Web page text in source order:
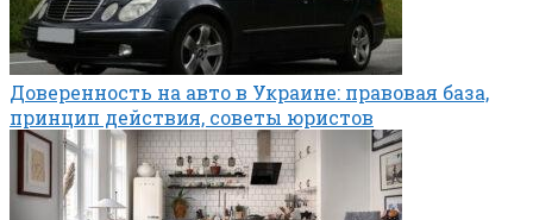
Доверенность на авто в Украине: правовая база,
принцип действия, советы юристов